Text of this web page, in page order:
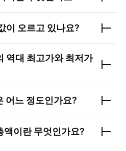
이 오르고 있나요?
역대 최고가와 최저가
어느 정도인가요?
액이란 무엇인가요?